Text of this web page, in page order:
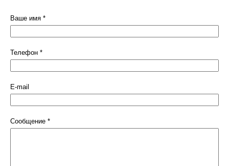
Ваше имя *
Телефон *
E-mail
Сообщение *